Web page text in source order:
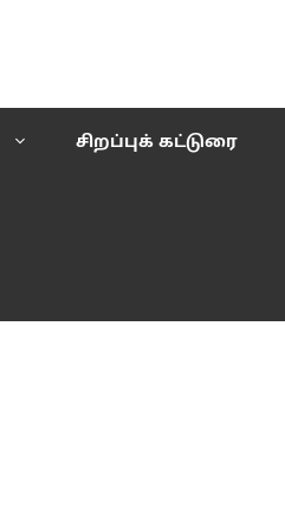
சிறப்புக் கட்டுரை